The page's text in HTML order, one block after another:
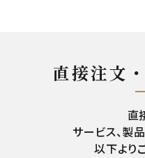
直接注文
直
サービス、製
以下より